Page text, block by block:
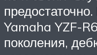
Yamaha YZF-
поколения,